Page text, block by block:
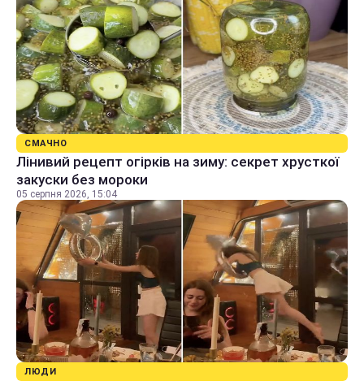
СМАЧНО
Лінивий рецепт огірків на зиму: секрет хрусткої
закуски без мороки
05 серпня 2026, 15:04
ЛЮДИ